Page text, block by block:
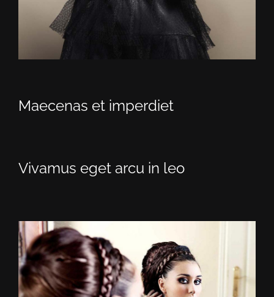
Maecenas et imperdiet
Vivamus eget arcu in leo